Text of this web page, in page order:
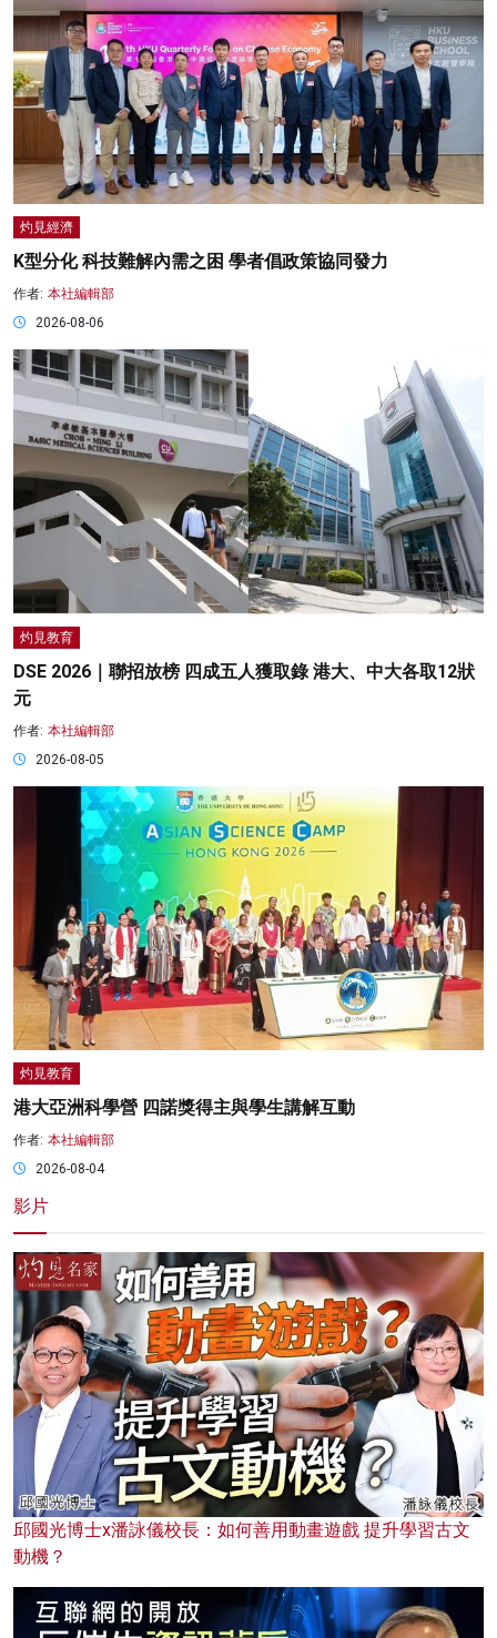
灼見經濟
K型分化 科技難解內需之困 學者倡政策協同發力
作者: 本社編輯部
2026-08-06
灼見教育
DSE 2026｜聯招放榜 四成五人獲取錄 港大、中大各取12狀
元
作者: 本社編輯部
2026-08-05
灼見教育
港大亞洲科學營 四諾獎得主與學生講解互動
作者: 本社編輯部
2026-08-04
影片
邱國光博士x潘詠儀校長：如何善用動畫遊戲 提升學習古文
動機？